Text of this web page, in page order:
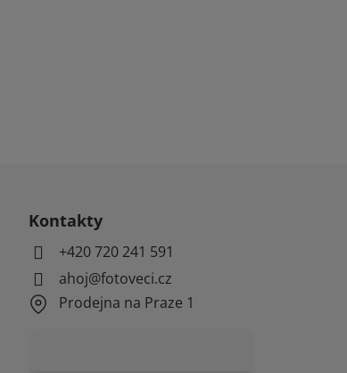
Kontakty
+420 720 241 591
ahoj@fotoveci.cz
Prodejna na Praze 1